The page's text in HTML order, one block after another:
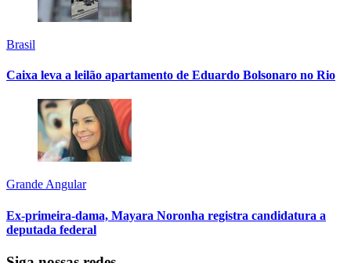
Brasil
Caixa leva a leilão apartamento de Eduardo Bolsonaro no Rio
Grande Angular
Ex-primeira-dama, Mayara Noronha registra candidatura a
deputada federal